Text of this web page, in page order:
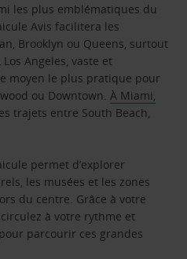
les plus emblématiques du
Avis facilitera les
Brooklyn ou Queens, surtout
Angeles, vaste et
moyen le plus pratique pour
ou Downtown. À Miami,
trajets entre South Beach,
permet d’explorer
les musées et les zones
du centre. Grâce à votre
à votre rythme et
parcourir ces grandes